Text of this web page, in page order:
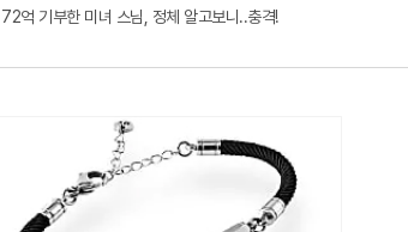
72억 기부한 미녀 스님, 정체 알고보니..충격!